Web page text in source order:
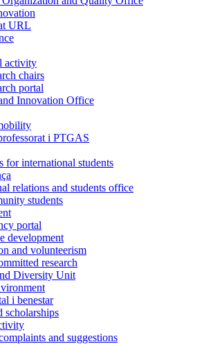
URL
activity
chairs
portal
Innovation Office
i PTGAS
for international students
relations and students office
students
portal
development
and volunteerism
research
Diversity Unit
i benestar
scholarships
and suggestions